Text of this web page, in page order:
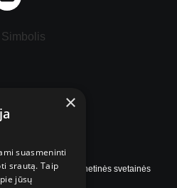
Internetinės svetainės
×
suasmeninti
srautą. Taip
jūsų